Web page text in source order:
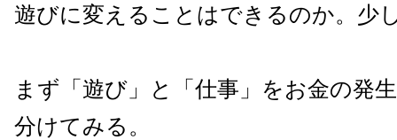
遊びに変えることはできるのか。少
まず「遊び」と「仕事」をお金の発
分けてみる。